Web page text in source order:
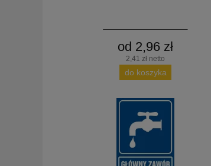
od 2,96 zł
2,41 zł netto
do koszyka